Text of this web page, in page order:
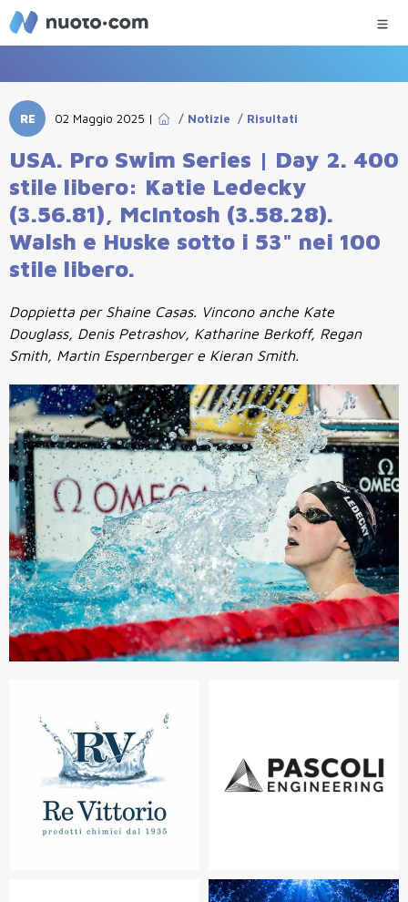
RE 02 Maggio 2025 | / Notizie / Risultati
USA. Pro Swim Series | Day 2. 400
stile libero: Katie Ledecky
(3.56.81), McIntosh (3.58.28).
Walsh e Huske sotto i 53" nei 100
stile libero.
Doppietta per Shaine Casas. Vincono anche Kate
Douglass, Denis Petrashov, Katharine Berkoff, Regan
Smith, Martin Espernberger e Kieran Smith.